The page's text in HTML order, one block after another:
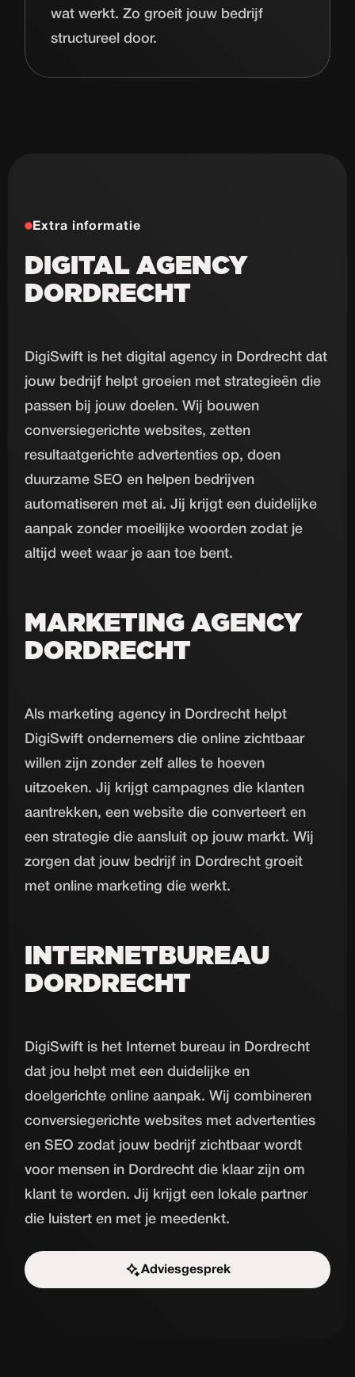
wat werkt. Zo groeit jouw bedrijf
structureel door.
Extra informatie
DIGITAL AGENCY
DORDRECHT
DigiSwift is het digital agency in Dordrecht dat
jouw bedrijf helpt groeien met strategieën die
passen bij jouw doelen. Wij bouwen
conversiegerichte websites, zetten
resultaatgerichte advertenties op, doen
duurzame SEO en helpen bedrijven
automatiseren met ai. Jij krijgt een duidelijke
aanpak zonder moeilijke woorden zodat je
altijd weet waar je aan toe bent.
MARKETING AGENCY
DORDRECHT
Als marketing agency in Dordrecht helpt
DigiSwift ondernemers die online zichtbaar
willen zijn zonder zelf alles te hoeven
uitzoeken. Jij krijgt campagnes die klanten
aantrekken, een website die converteert en
een strategie die aansluit op jouw markt. Wij
zorgen dat jouw bedrijf in Dordrecht groeit
met online marketing die werkt.
INTERNETBUREAU
DORDRECHT
DigiSwift is het Internet bureau in Dordrecht
dat jou helpt met een duidelijke en
doelgerichte online aanpak. Wij combineren
conversiegerichte websites met advertenties
en SEO zodat jouw bedrijf zichtbaar wordt
voor mensen in Dordrecht die klaar zijn om
klant te worden. Jij krijgt een lokale partner
die luistert en met je meedenkt.
Adviesgesprek
Start de uitdaging